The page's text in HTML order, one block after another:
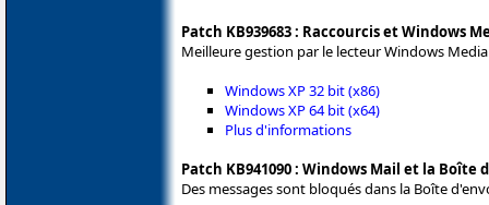
Patch KB939683 : Raccourcis et Windows
Meilleure gestion par le lecteur Windows
Windows XP 32 bit (x86)
Windows XP 64 bit (x64)
Plus d'informations
Patch KB941090 : Windows Mail et la Boîte
Des messages sont bloqués dans la Boîte